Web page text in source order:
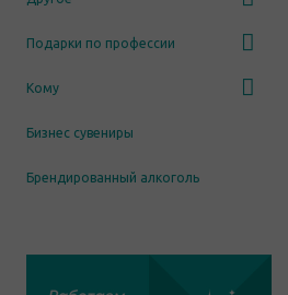
Подарки по профессии
Кому
Бизнес сувениры
Брендированный алкоголь